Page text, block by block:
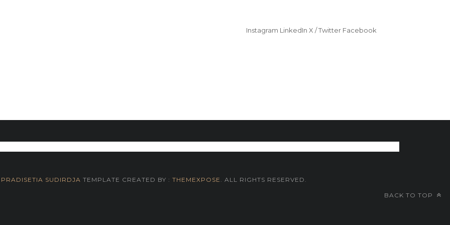
Instagram LinkedIn X / Twitter Facebook
SUDIRDJA TEMPLATE CREATED BY : THEMEXPOSE . ALL RIGHTS RESERVED.
BACK TO TOP